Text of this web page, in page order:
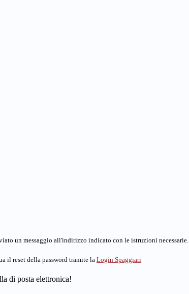
un messaggio all'indirizzo indicato con le istruzioni necessarie.
il reset della password tramite la Login Spaggiari
di posta elettronica!